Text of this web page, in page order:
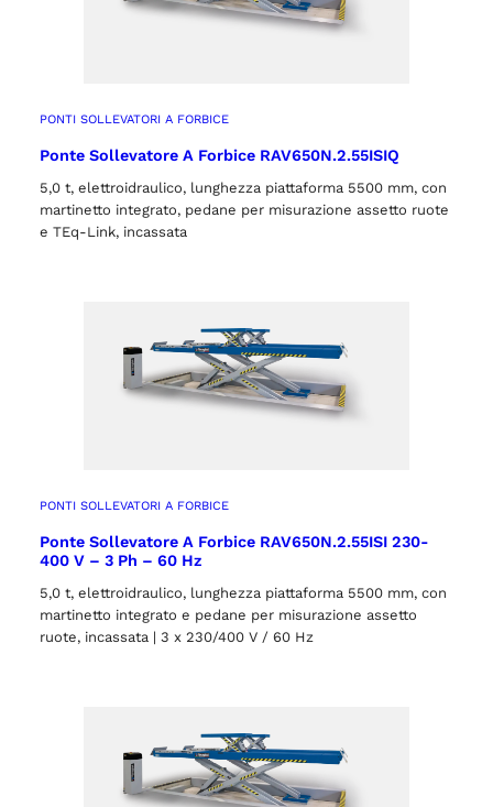
PONTI SOLLEVATORI A FORBICE
Ponte Sollevatore A Forbice RAV650N.2.55ISIQ
5,0 t, elettroidraulico, lunghezza piattaforma 5500 mm, con
martinetto integrato, pedane per misurazione assetto ruote
e TEq-Link, incassata
PONTI SOLLEVATORI A FORBICE
Ponte Sollevatore A Forbice RAV650N.2.55ISI 230-
400 V – 3 Ph – 60 Hz
5,0 t, elettroidraulico, lunghezza piattaforma 5500 mm, con
martinetto integrato e pedane per misurazione assetto
ruote, incassata | 3 x 230/400 V / 60 Hz